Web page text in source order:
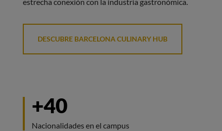
estrecha conexión con la industria gastronómica.
DESCUBRE BARCELONA CULINARY HUB
+40
Nacionalidades en el campus